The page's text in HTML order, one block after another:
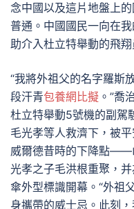
念中國以及這片地盤上
普通。中國國民一向在
助介入杜立特舉動的飛翔
“我將外祖父的名字羅斯
段汗青包養網比擬 。”喬
杜立特舉動5號機的副駕
毛光孝等人救濟下，被
威爾德昔時的下降點——
光孝之子毛洪根重聚，
傘外型標識開幕。“外祖
身攜帶的威士忌。此刻